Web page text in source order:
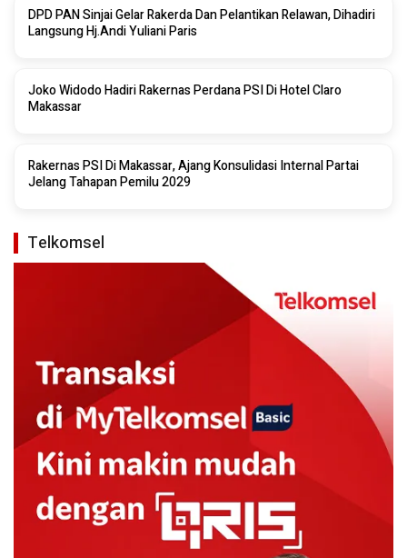
DPD PAN Sinjai Gelar Rakerda Dan Pelantikan Relawan, Dihadiri
Langsung Hj.Andi Yuliani Paris
Joko Widodo Hadiri Rakernas Perdana PSI Di Hotel Claro
Makassar
Rakernas PSI Di Makassar, Ajang Konsulidasi Internal Partai
Jelang Tahapan Pemilu 2029
Telkomsel